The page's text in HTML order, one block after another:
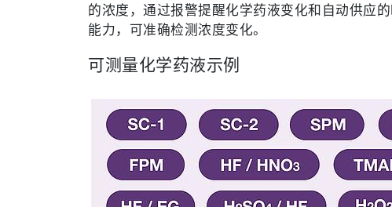
的浓度，通过报警提醒化学药液变化和自动供应
能力，可准确检测浓度变化。
可测量化学药液示例